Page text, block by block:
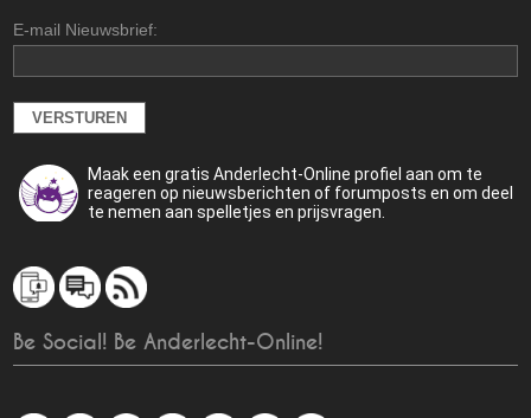
E-mail Nieuwsbrief:
Maak een gratis Anderlecht-Online profiel aan om te
reageren op nieuwsberichten of forumposts en om deel
te nemen aan spelletjes en prijsvragen.
Be Social! Be Anderlecht-Online!